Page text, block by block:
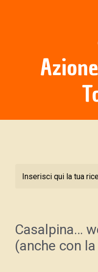
Casalpina…
(anche con